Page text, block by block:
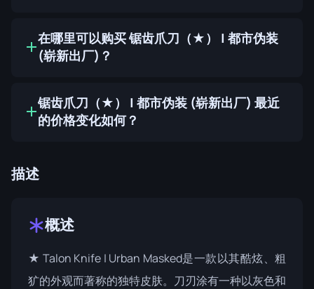
在哪里可以购买 锯齿爪刀（★） | 都市伪装
(崭新出厂)？
锯齿爪刀（★） | 都市伪装 (崭新出厂) 最近
的价格变化如何？
描述
概述
★ Talon Knife | Urban Masked是一款以其酷炫、粗
犷的外观而著称的独特皮肤。刀刃涂有一种以灰色和